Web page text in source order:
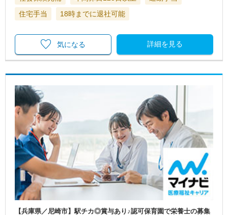
住宅手当
18時までに退社可能
詳細を見る
気になる
【兵庫県／尼崎市】駅チカ◎賞与あり♪認可保育園で栄養士の募集